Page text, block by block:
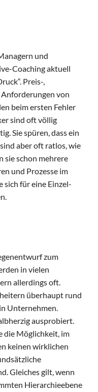
und
Coaching aktuell
Preis-,
von
beim ersten Fehler
sind oft völlig
Sie spüren, dass ein
aber oft ratlos, wie
sie schon mehrere
und Prozesse im
sich für eine Einzel-
zum
in vielen
allerdings oft.
überhaupt rund
Unternehmen.
ausprobiert.
die Möglichkeit, im
keinen wirklichen
Gleiches gilt, wenn
Hierarchieebene